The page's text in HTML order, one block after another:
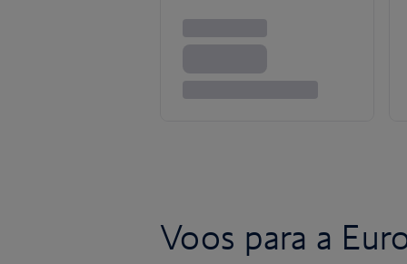
Voos para a